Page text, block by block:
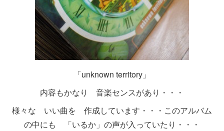
「unknown territory」
内容もかなり 音楽センスがあり・・・
様々な いい曲を 作成しています・・・このアルバム
の中にも 「いるか」の声が入っていたり・・・